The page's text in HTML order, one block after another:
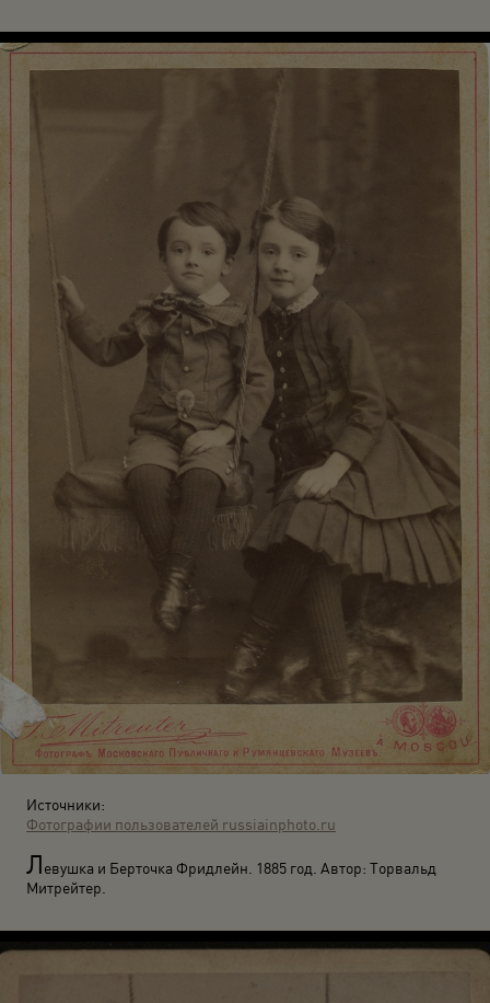
Источники:
Фотографии пользователей russiainphoto.ru
Левушка и Берточка Фридлейн. 1885 год. Автор: Торвальд
Митрейтер.